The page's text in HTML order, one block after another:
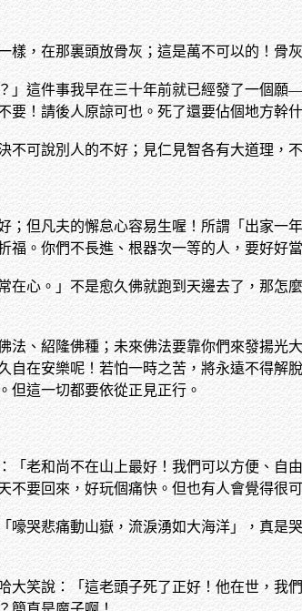
，在那裏頭放骨灰；這是萬不可以的！骨
」這件事我早在三十年前就已經發了一個
！請後人原諒可也。死了還要佔個地方幹
可說別人的不好；見仁見智各有大道理，
但凡夫的懈怠心容易生喔！所謂「出家一
。你們不長進、根器次一等的人，要好好
心。」不是愈久佛就跑到天邊去了，那怎
、紹隆佛種；未來佛法要靠你們來發揚光
在安樂呢！若怕一時之苦，將永遠不得解
但這一切都要依從正見正行。
老和尚不在山上最好！我們可以方便、自
要回來，好玩個痛快。但也有人會覺得很
哭悲痛動山嶽，流淚湧如大海洋」，真是
笑說：「這老頭子死了正好！他在世，我